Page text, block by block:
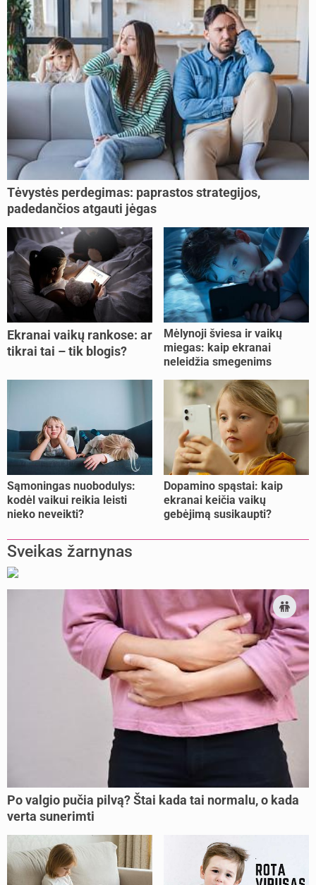
Tėvystės perdegimas: paprastos strategijos,
padedančios atgauti jėgas
Ekranai vaikų rankose: ar
tikrai tai – tik blogis?
Mėlynoji šviesa ir vaikų
miegas: kaip ekranai
neleidžia smegenims
Sąmoningas nuobodulys:
kodėl vaikui reikia leisti
nieko neveikti?
Dopamino spąstai: kaip
ekranai keičia vaikų
gebėjimą susikaupti?
Sveikas žarnynas
Po valgio pučia pilvą? Štai kada tai normalu, o kada
verta sunerimti